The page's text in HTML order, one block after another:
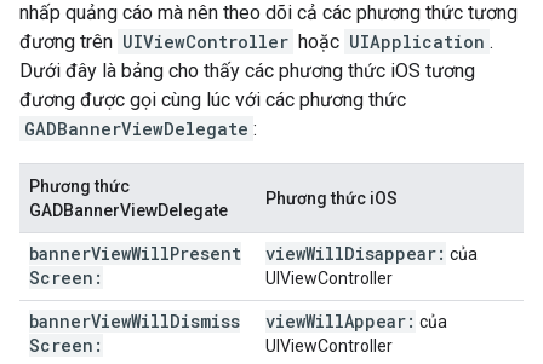
nhấp quảng cáo mà nên theo dõi cả các phương thức tương
đương trên UIViewController hoặc UIApplication .
Dưới đây là bảng cho thấy các phương thức iOS tương
đương được gọi cùng lúc với các phương thức
GADBannerViewDelegate :
Phương thức
GADBannerViewDelegate
Phương thức iOS
bannerViewWillPresent
Screen:
viewWillDisappear: của
UIViewController
bannerViewWillDismiss
Screen:
viewWillAppear: của
UIViewController